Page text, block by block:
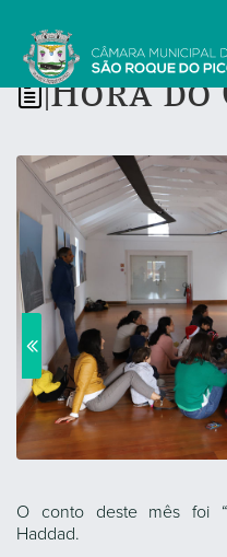
Hora do
O conto deste mês foi
Haddad.